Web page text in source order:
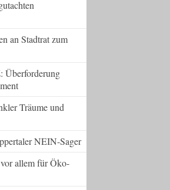
an Stadtrat zum
Überforderung
Träume und
NEIN-Sager
allem für Öko-